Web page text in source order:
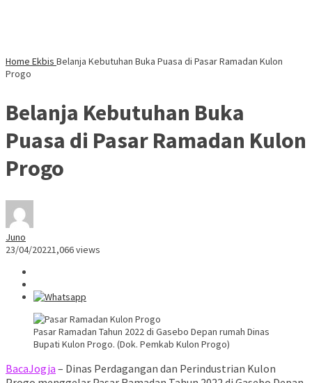
Home Ekbis Belanja Kebutuhan Buka Puasa di Pasar Ramadan Kulon
Progo
Belanja Kebutuhan Buka
Puasa di Pasar Ramadan Kulon
Progo
Juno
23/04/20221,066 views
Pasar Ramadan Tahun 2022 di Gasebo Depan rumah Dinas
Bupati Kulon Progo. (Dok. Pemkab Kulon Progo)
BacaJogja – Dinas Perdagangan dan Perindustrian Kulon